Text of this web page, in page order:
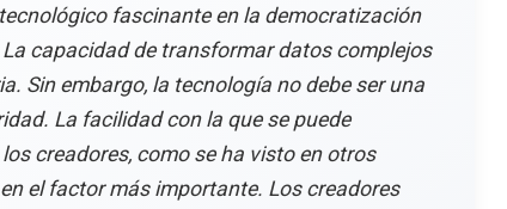
fascinante en la democratización
capacidad de transformar datos complejos
Sin embargo, la tecnología no debe ser una
La facilidad con la que se puede
creadores, como se ha visto en otros
el factor más importante. Los creadores